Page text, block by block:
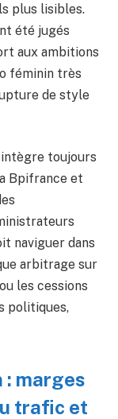
plus lisibles.
été jugés
aux ambitions
féminin très
de style
intègre toujours
Bpifrance et
naviguer dans
arbitrage sur
les cessions
politiques,
: marges
trafic et